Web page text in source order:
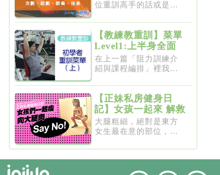
位重訓高手的話或是想
【教練教重訓】菜單
Level1:上半身全面
增肌雕塑
在上一篇「阻力訓練介
紹與課程編排」裡我們
【正妹私房健身日
記】女孩一起來 解救
粗大腿
大腿粗細，絕對是東方
女生最在意的部位，彷